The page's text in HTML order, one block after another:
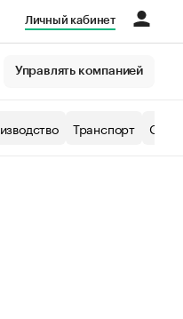
Личный кабинет
Управлять компанией
Транспорт